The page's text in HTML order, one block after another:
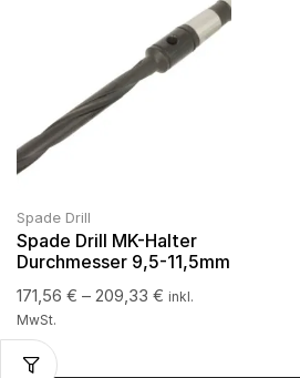
Spade Drill
Spade Drill MK-Halter
Durchmesser 9,5-11,5mm
171,56 € – 209,33 € inkl.
MwSt.